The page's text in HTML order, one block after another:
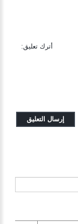
أترك تعليق: